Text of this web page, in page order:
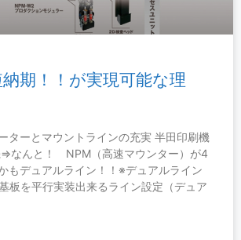
期！！が実現可能な理
ターとマウントラインの充実 半田印刷機
なんと！ NPM（高速マウンター）が4
デュアルライン！！※デュアルライン
板を平行実装出来るライン設定（デュア